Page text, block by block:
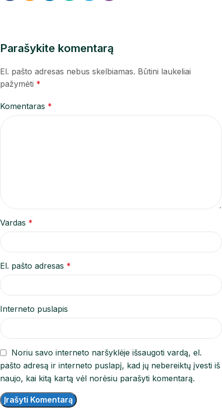
Parašykite komentarą
El. pašto adresas nebus skelbiamas. Būtini laukeliai
pažymėti *
Komentaras *
Vardas *
El. pašto adresas *
Interneto puslapis
Noriu savo interneto naršyklėje išsaugoti vardą, el.
pašto adresą ir interneto puslapį, kad jų nebereiktų įvesti iš
naujo, kai kitą kartą vėl norėsiu parašyti komentarą.